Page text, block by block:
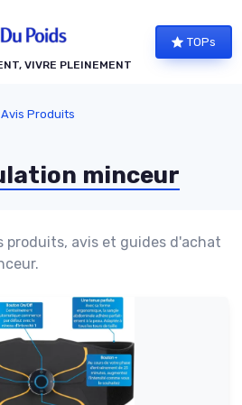
VIVRE PLEINEMENT
TOPs
Produits
minceur
produits, avis et guides d'achat